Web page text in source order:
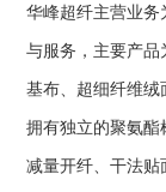
华峰超纤主营业务
与服务，主要产品
基布、超细纤维绒
拥有独立的聚氨酯
减量开纤、干法贴